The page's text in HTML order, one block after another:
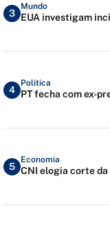
3
Mundo
EUA investigam
4
Política
PT fecha com ex-
5
Economia
CNI elogia corte